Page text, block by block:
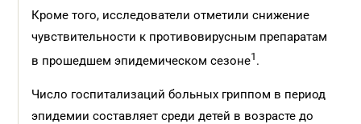
Кроме того, исследователи отметили снижение
чувствительности к противовирусным препаратам
в прошедшем эпидемическом сезоне1 .
Число госпитализаций больных гриппом в период
эпидемии составляет среди детей в возрасте до